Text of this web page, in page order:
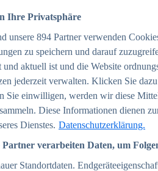
2025
Ihre Privatsphäre
unsere 894 Partner verwenden
zu speichern und darauf
aktuell ist und die Website
jederzeit verwalten. Klicken Sie
Sie einwilligen, werden wir diese
Diese Informationen dienen
Dienstes. Datenschutzerklärung.
verarbeiten Daten, um
Standortdaten.